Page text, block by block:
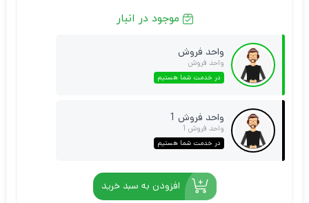
موجود در انبار
واحد فروش
واحد فروش
در خدمت شما هستیم
واحد فروش 1
واحد فروش 1
در خدمت شما هستیم
افزودن به سبد خرید